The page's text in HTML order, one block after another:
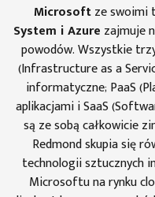
Microsoftze swoimi
System i Azure zajmuje
powodów. Wszystkie
(Infrastructure as a
informatyczne; PaaS
aplikacjami i SaaS
są ze sobą całkowicie
Redmond skupia się
technologii sztucznych
Microsoftu na rynku